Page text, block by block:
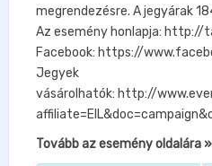
megrendezésre. A jegyárak
Az esemény honlapja:
Facebook: https://
Jegyek
vásárolhatók: http://
Tovább az esemény oldalára »